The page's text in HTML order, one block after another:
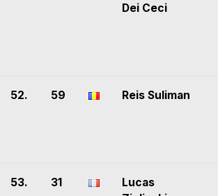
Dei Ceci
52. 59 Reis Suliman
53. 31
Lucas